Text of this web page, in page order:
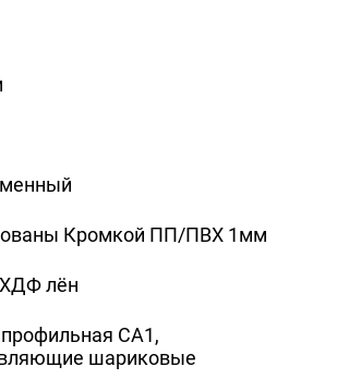
Кромкой ПП/ПВХ 1мм
лён
СА1,
шариковые